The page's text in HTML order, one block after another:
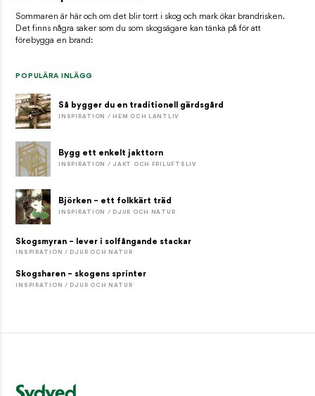
Sommaren är här och om det blir torrt i skog och mark ökar brandrisken.
Det finns några saker som du som skogsägare kan tänka på för att
förebygga en brand:
POPULÄRA INLÄGG
Så bygger du en traditionell gärdsgård
INSPIRATION / HEM OCH LANTLIV
Bygg ett enkelt jakttorn
INSPIRATION / JAKT OCH FRILUFTSLIV
Björken – ett folkkärt träd
INSPIRATION / DJUR OCH NATUR
Skogsmyran – lever i solfångande stackar
INSPIRATION / DJUR OCH NATUR
Skogsharen – skogens sprinter
INSPIRATION / DJUR OCH NATUR